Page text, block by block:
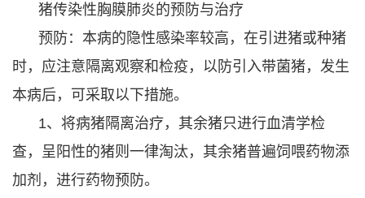
猪传染性胸膜肺炎的预防与治疗
预防：本病的隐性感染率较高，在引进猪或种猪
时，应注意隔离观察和检疫，以防引入带菌猪，发生
本病后，可采取以下措施。
1、将病猪隔离治疗，其余猪只进行血清学检
查，呈阳性的猪则一律淘汰，其余猪普遍饲喂药物添
加剂，进行药物预防。